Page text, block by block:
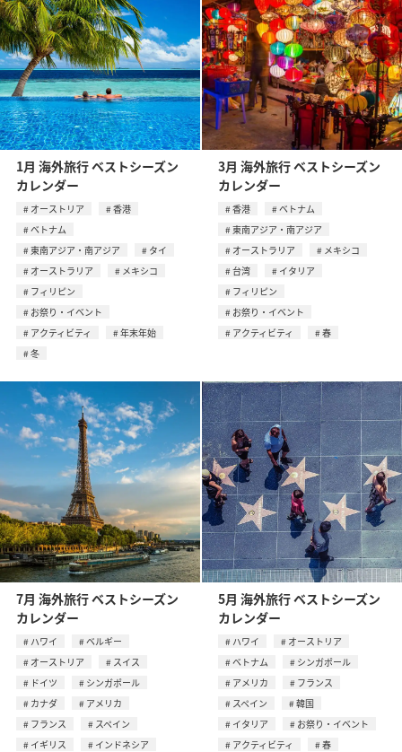
1月 海外旅行 ベストシーズン
カレンダー
オーストリア
香港
ベトナム
東南アジア・南アジア
タイ
オーストラリア
メキシコ
フィリピン
お祭り・イベント
アクティビティ
年末年始
冬
3月 海外旅行 ベストシーズン
カレンダー
香港
ベトナム
東南アジア・南アジア
オーストラリア
メキシコ
台湾
イタリア
フィリピン
お祭り・イベント
アクティビティ
春
7月 海外旅行 ベストシーズン
カレンダー
ハワイ
ベルギー
オーストリア
スイス
ドイツ
シンガポール
カナダ
アメリカ
フランス
スペイン
イギリス
インドネシア
5月 海外旅行 ベストシーズン
カレンダー
ハワイ
オーストリア
ベトナム
シンガポール
アメリカ
フランス
スペイン
韓国
イタリア
お祭り・イベント
アクティビティ
春